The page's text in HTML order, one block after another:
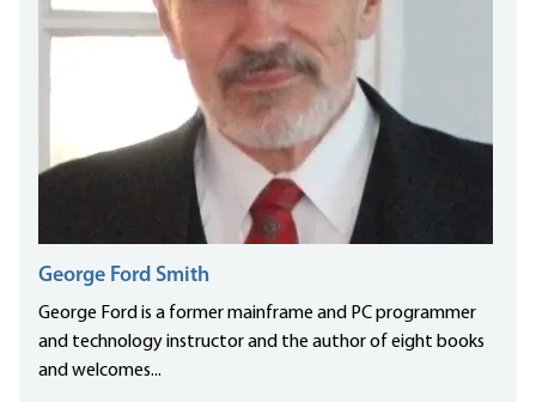
George Ford Smith
George Ford is a former mainframe and PC programmer
and technology instructor and the author of eight books
and welcomes...